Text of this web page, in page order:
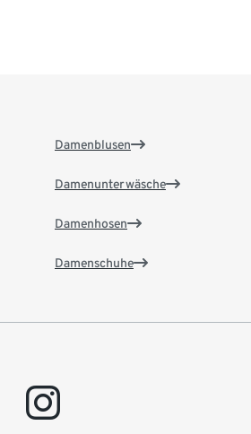
Damenblusen
Damenunterwäsche
Damenhosen
Damenschuhe
instagram